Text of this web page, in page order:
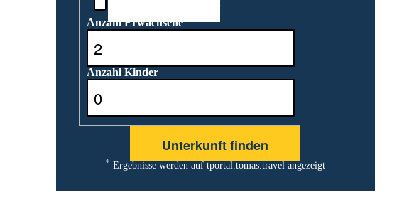
Anzahl Erwachsene
Anzahl Kinder
* Ergebnisse werden auf tportal.tomas.travel angezeigt